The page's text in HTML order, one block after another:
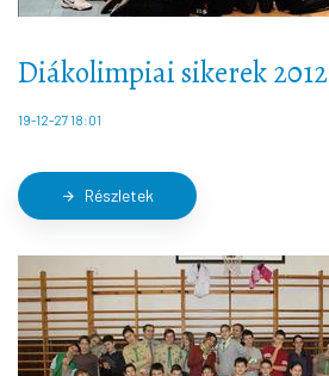
Diákolimpiai sikerek 2012
19-12-27 18:01
arrow_forward Részletek